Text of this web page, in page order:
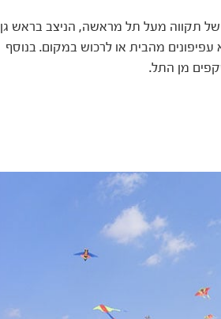
של תקווה מעל תל מראשה, הניצב בראש גן
עפיפונים מהבית או לרכוש במקום. בנוסף
מן התל.